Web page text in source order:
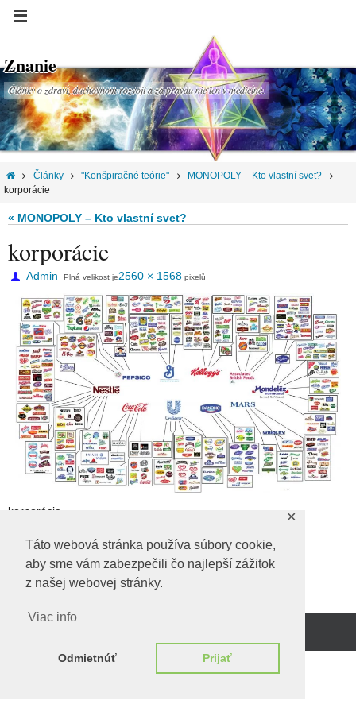
Táto webová stránka používa súbory cookie,
aby sme vám zabezpečili čo najlepší zážitok
z našej webovej stránky.
Viac info
Odmietnúť Prijať
✕
Znanie
Články o zdraví, duchovnom rozvoji a za pravdu nie len v medicíne.
Články "Konšpiračné teórie"
MONOPOLY – Kto vlastní svet?
korporácie
« MONOPOLY – Kto vlastní svet?
korporácie
Admin Plná velikost je2560 × 1568 pixelů
korporácie